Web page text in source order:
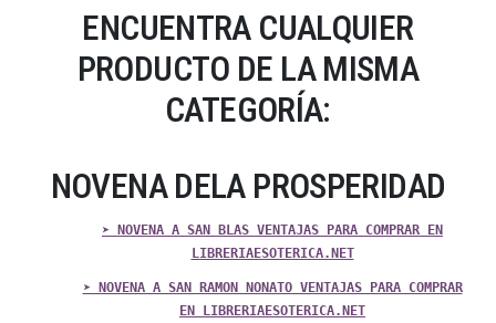
ENCUENTRA CUALQUIER
PRODUCTO DE LA MISMA
CATEGORÍA:
NOVENA DELA PROSPERIDAD
➤ NOVENA A SAN BLAS VENTAJAS PARA COMPRAR EN
LIBRERIAESOTERICA.NET
➤ NOVENA A SAN RAMON NONATO VENTAJAS PARA COMPRAR
EN LIBRERIAESOTERICA.NET